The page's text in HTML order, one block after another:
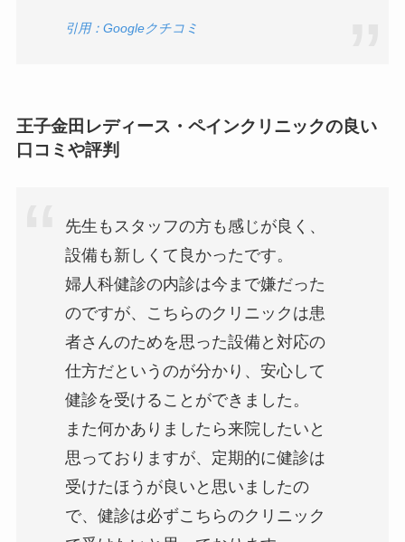
引用：Googleクチコミ
王子金田レディース・ペインクリニックの良い
口コミや評判
先生もスタッフの方も感じが良く、
設備も新しくて良かったです。
婦人科健診の内診は今まで嫌だった
のですが、こちらのクリニックは患
者さんのためを思った設備と対応の
仕方だというのが分かり、安心して
健診を受けることができました。
また何かありましたら来院したいと
思っておりますが、定期的に健診は
受けたほうが良いと思いましたの
で、健診は必ずこちらのクリニック